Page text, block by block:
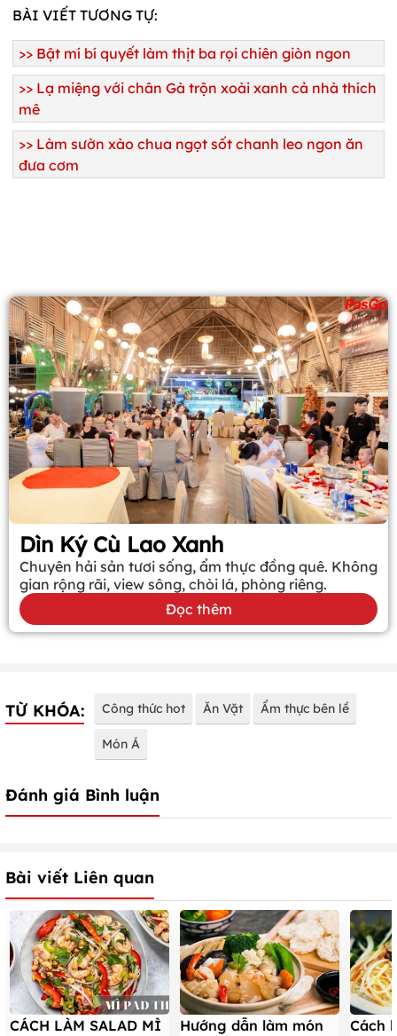
BÀI VIẾT TƯƠNG TỰ:
>> Bật mí bí quyết làm thịt ba rọi chiên giòn ngon
>> Lạ miệng với chân Gà trộn xoài xanh cả nhà thích
mê
>> Làm sườn xào chua ngọt sốt chanh leo ngon ăn
đưa cơm
Dìn Ký Cù Lao Xanh
Chuyên hải sản tươi sống, ẩm thực đồng quê. Không
gian rộng rãi, view sông, chòi lá, phòng riêng.
Đọc thêm
TỪ KHÓA: Công thức hot Ăn Vặt Ẩm thực bên lề
Món Á
Đánh giá Bình luận
Bài viết Liên quan
CÁCH LÀM SALAD MÌ
Hướng dẫn làm món
Cách